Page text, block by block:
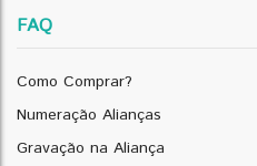
FAQ
Como Comprar?
Numeração Alianças
Gravação na Aliança